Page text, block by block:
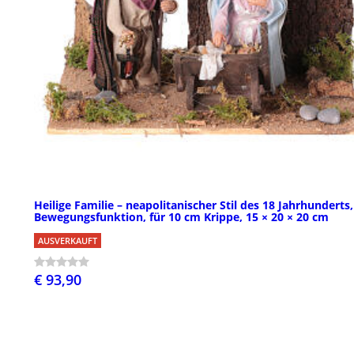
Heilige Familie – neapolitanischer Stil des 18
Bewegungsfunktion, für 10 cm Krippe, 15 × 20 × 20 cm
AUSVERKAUFT
€ 93,90